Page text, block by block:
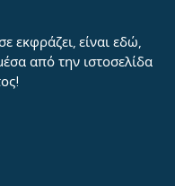
είναι εδώ,
από την ιστοσελίδα